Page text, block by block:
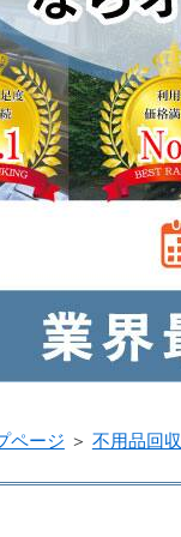
ページ ＞ 不用品回